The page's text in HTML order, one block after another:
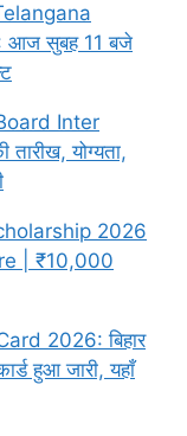
आज सुबह 11 बजे
Inter
योग्यता,
2026
| ₹10,000
2026: बिहार
हुआ जारी, यहाँ